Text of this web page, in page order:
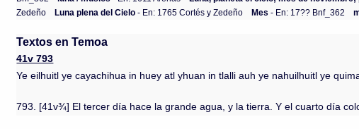
Zedeño
Luna plena del Cielo - En: 1765 Cortés y Zedeño Mes - En: 17?? Bnf_362
Textos en Temoa
41v 793
Ye eilhuitl ye cayachihua in huey atl yhuan in tlalli auh ye nahuilhuitl ye
793. [41v¾] El tercer día hace la grande agua, y la tierra. Y el cuarto día